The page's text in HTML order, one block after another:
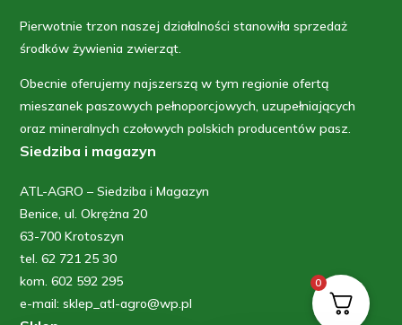
Pierwotnie trzon naszej działalności stanowiła sprzedaż
środków żywienia zwierząt.
Obecnie oferujemy najszerszą w tym regionie ofertą
mieszanek paszowych pełnoporcjowych, uzupełniających
oraz mineralnych czołowych polskich producentów pasz.
Siedziba i magazyn
ATL-AGRO – Siedziba i Magazyn
Benice, ul. Okrężna 20
63-700 Krotoszyn
tel. 62 721 25 30
kom. 602 592 295
e-mail: sklep_atl-agro@wp.pl
0